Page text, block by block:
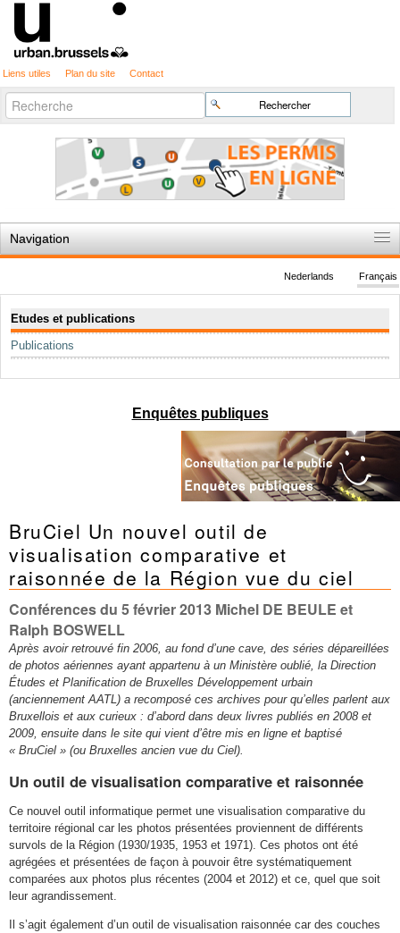
Liens utiles Plan du site Contact
Chercher par
Recherche
avancée…
Navigation
Règles du jeu
Permis d'urbanisme
Cartographie
Etudes et publications
Français
Nederlands
Etudes et publications
Publications
Enquêtes publiques
BruCiel Un nouvel outil de
visualisation comparative et
raisonnée de la Région vue du ciel
Conférences du 5 février 2013 Michel DE BEULE et
Ralph BOSWELL
Après avoir retrouvé fin 2006, au fond d’une cave, des séries dépareillées
de photos aériennes ayant appartenu à un Ministère oublié, la Direction
Études et Planification de Bruxelles Développement urbain
(anciennement AATL) a recomposé ces archives pour qu’elles parlent aux
Bruxellois et aux curieux : d’abord dans deux livres publiés en 2008 et
2009, ensuite dans le site qui vient d’être mis en ligne et baptisé
« BruCiel » (ou Bruxelles ancien vue du Ciel).
Un outil de visualisation comparative et raisonnée
Ce nouvel outil informatique permet une visualisation comparative du
territoire régional car les photos présentées proviennent de différents
survols de la Région (1930/1935, 1953 et 1971). Ces photos ont été
agrégées et présentées de façon à pouvoir être systématiquement
comparées aux photos plus récentes (2004 et 2012) et ce, quel que soit
leur agrandissement.
Il s’agit également d’un outil de visualisation raisonnée car des couches